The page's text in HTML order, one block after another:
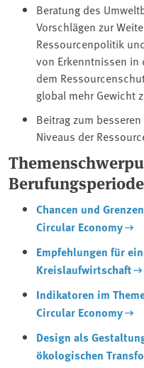
Beratung des
Vorschlägen zur
Ressourcenpolitik
von Erkenntnissen
dem
global mehr Gewicht
Beitrag zum
Niveaus der
Berufungsperiode
Chancen und
Circular Economy
Empfehlungen für
Kreislaufwirtschaft
Indikatoren im
Circular Economy
Design als
ökologischen